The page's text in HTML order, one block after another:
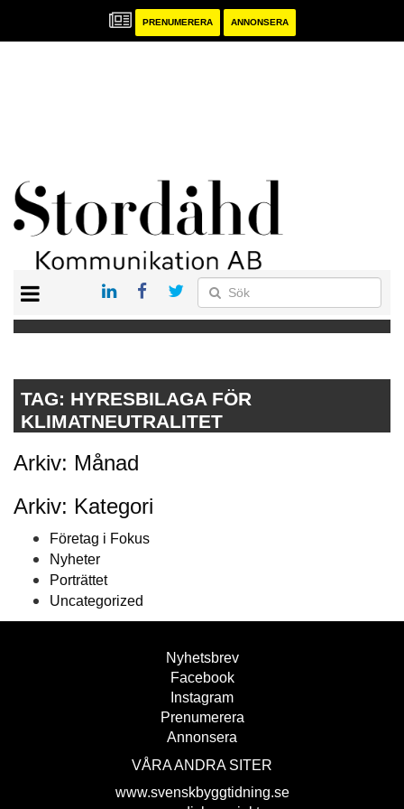
PRENUMERERA ANNONSERA
TAG: HYRESBILAGA FÖR
KLIMATNEUTRALITET
Arkiv: Månad
Arkiv: Kategori
Företag i Fokus
Nyheter
Porträttet
Uncategorized
Nyhetsbrev
Facebook
Instagram
Prenumerera
Annonsera
VÅRA ANDRA SITER
www.svenskbyggtidning.se